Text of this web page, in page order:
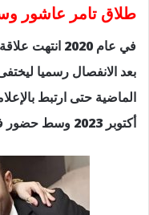
طلاق تامر عاشور
في عام 2020
بعد الانفصال رسميا
أكتوبر 2023 وسط حضور فني وإعلامي كبير